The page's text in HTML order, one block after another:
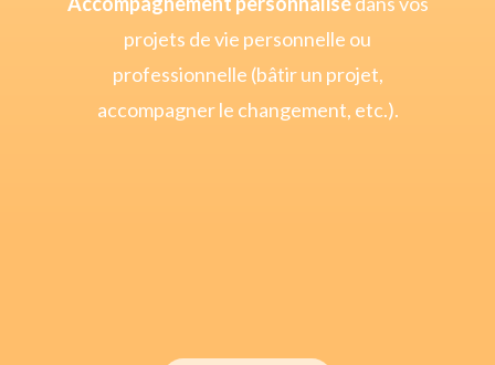
projets de vie personnelle ou
professionnelle (bâtir un projet,
accompagner le changement, etc.).